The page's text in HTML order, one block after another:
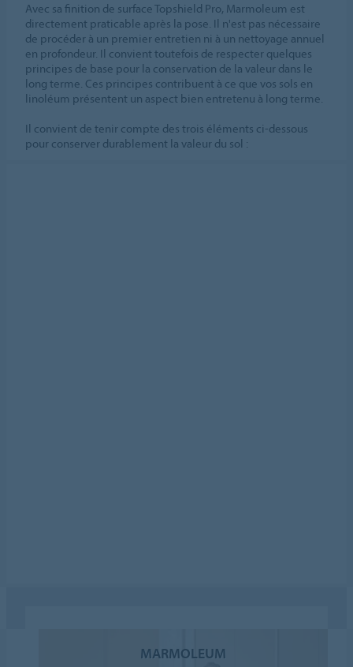
Avec sa finition de surface Topshield Pro, Marmoleum est
directement praticable après la pose. Il n'est pas nécessaire
de procéder à un premier entretien ni à un nettoyage annuel
en profondeur. Il convient toutefois de respecter quelques
principes de base pour la conservation de la valeur dans le
long terme. Ces principes contribuent à ce que vos sols en
linoléum présentent un aspect bien entretenu à long terme.
Il convient de tenir compte des trois éléments ci-dessous
pour conserver durablement la valeur du sol :
MARMOLEUM